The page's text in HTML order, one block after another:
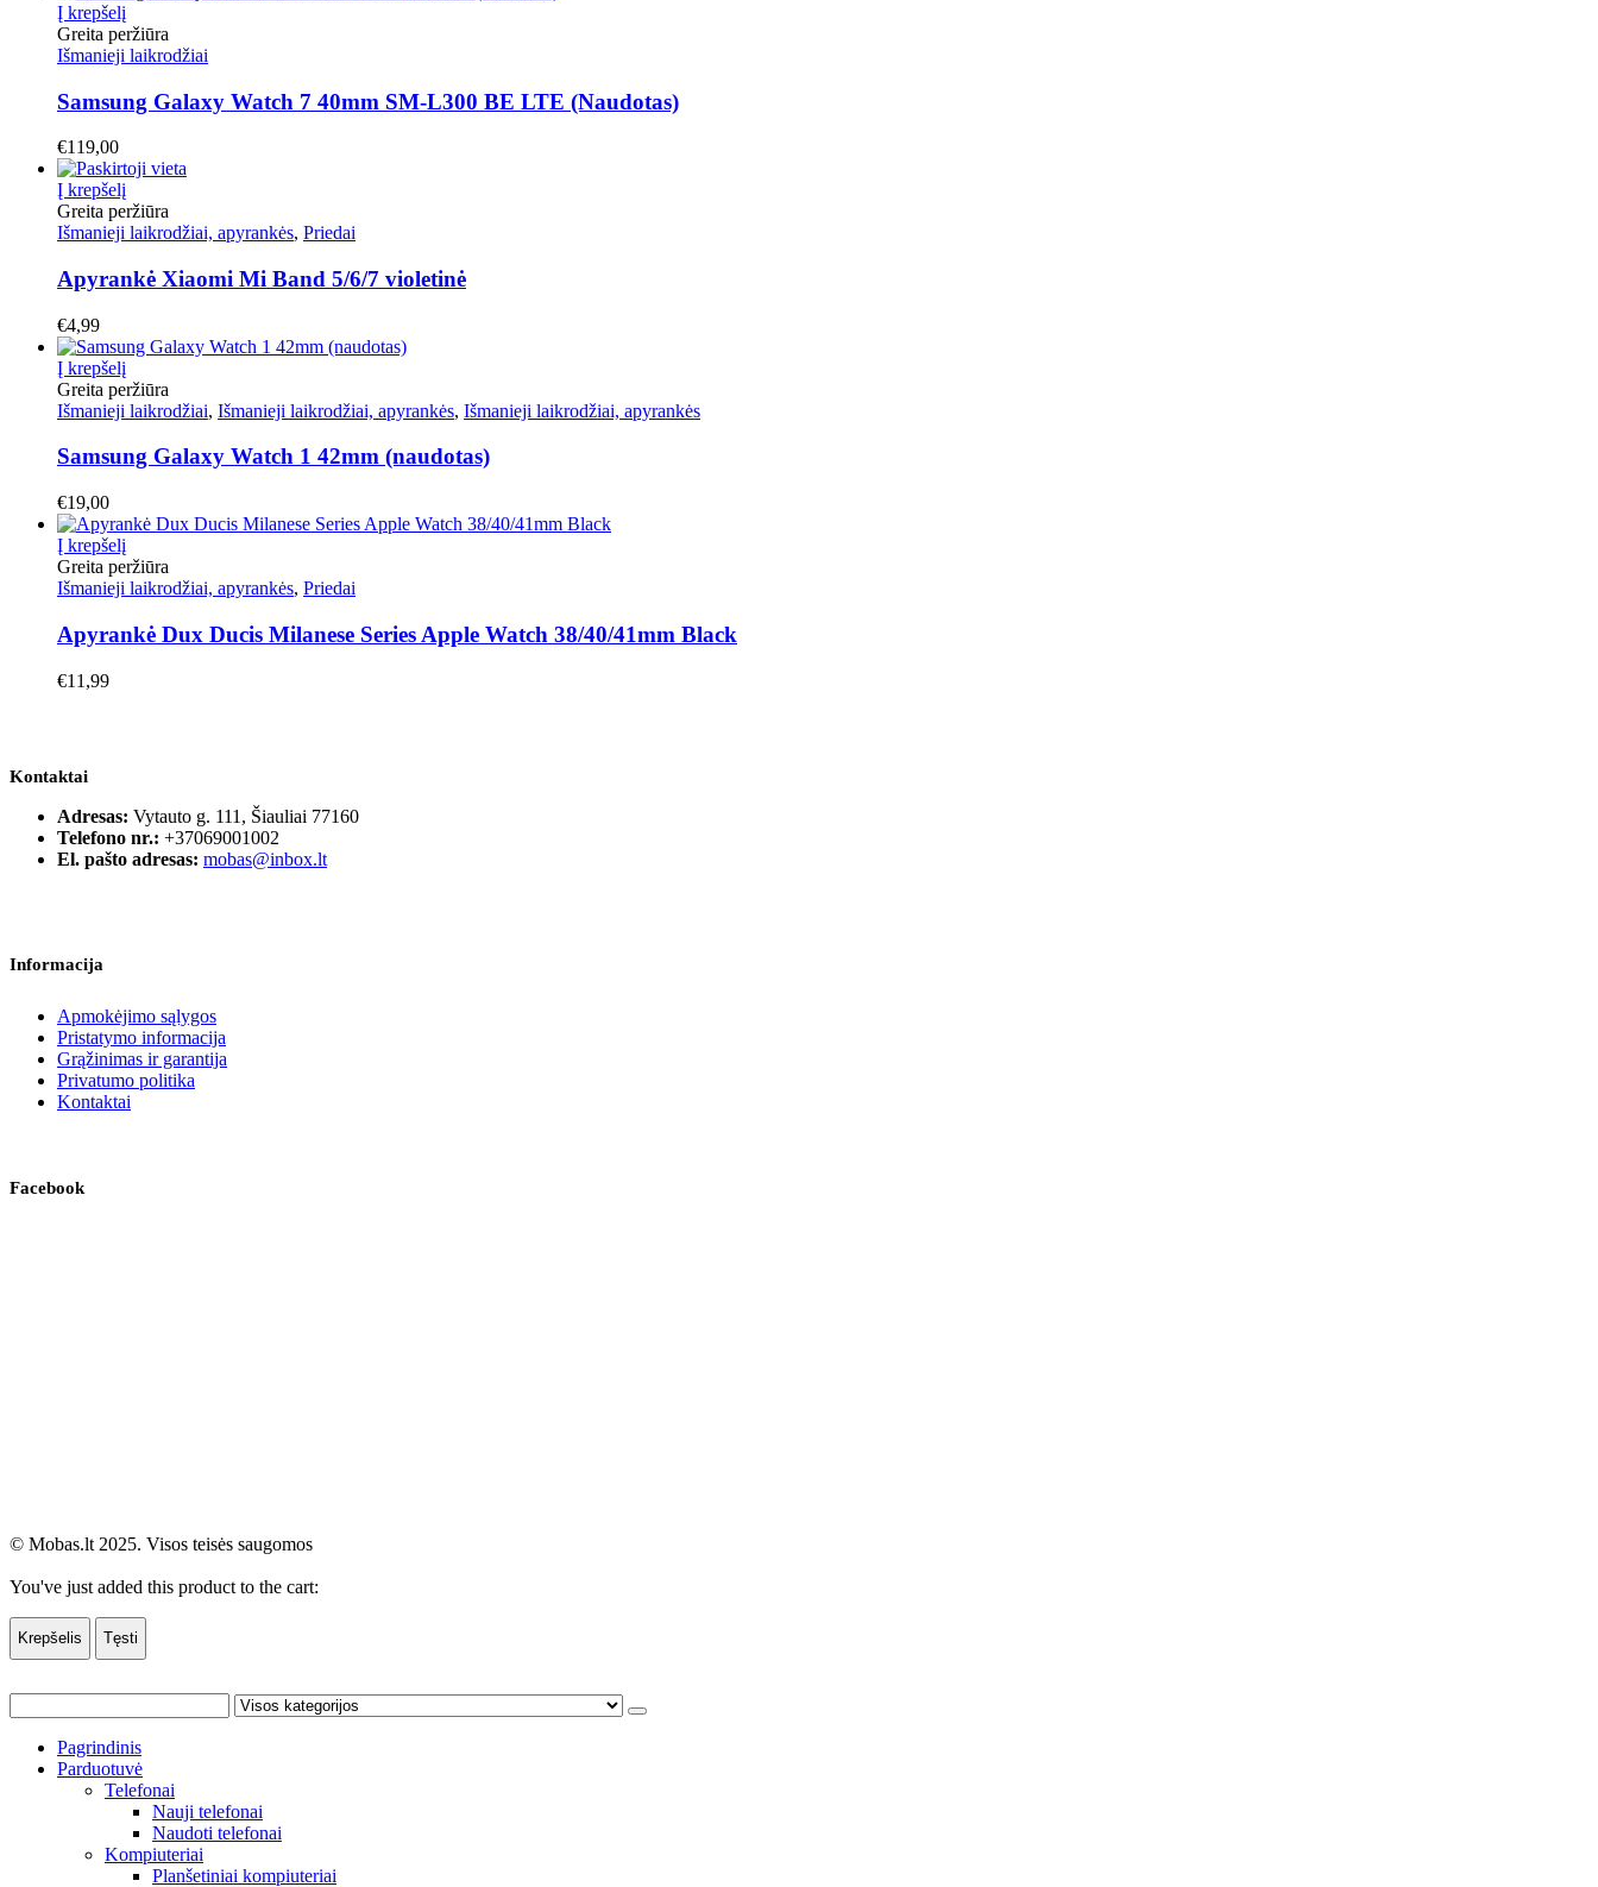
Į krepšelį
Greita peržiūra
Išmanieji laikrodžiai
Samsung Galaxy Watch 7 40mm SM-L300 BE LTE (Naudotas)
€119,00
Į krepšelį
Greita peržiūra
Išmanieji laikrodžiai, apyrankės, Priedai
Apyrankė Xiaomi Mi Band 5/6/7 violetinė
€4,99
Į krepšelį
Greita peržiūra
Išmanieji laikrodžiai, Išmanieji laikrodžiai, apyrankės, Išmanieji laikrodžiai, apyrankės
Samsung Galaxy Watch 1 42mm (naudotas)
€19,00
Į krepšelį
Greita peržiūra
Išmanieji laikrodžiai, apyrankės, Priedai
Apyrankė Dux Ducis Milanese Series Apple Watch 38/40/41mm Black
€11,99
Kontaktai
Adresas: Vytauto g. 111, Šiauliai 77160
Telefono nr.: +37069001002
El. pašto adresas: mobas@inbox.lt
Informacija
Apmokėjimo sąlygos
Pristatymo informacija
Grąžinimas ir garantija
Privatumo politika
Kontaktai
Facebook
© Mobas.lt 2025. Visos teisės saugomos
You've just added this product to the cart:
Krepšelis Tęsti
Pagrindinis
Parduotuvė
Telefonai
Nauji telefonai
Naudoti telefonai
Kompiuteriai
Planšetiniai kompiuteriai